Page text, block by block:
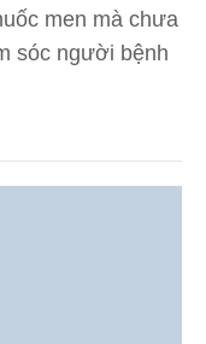
men mà chưa
sóc người bệnh